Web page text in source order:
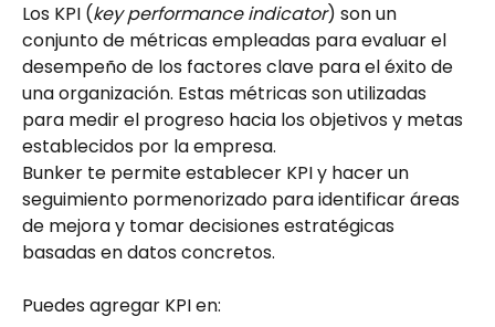
Los KPI (key performance indicator) son un
conjunto de métricas empleadas para evaluar el
desempeño de los factores clave para el éxito de
una organización. Estas métricas son utilizadas
para medir el progreso hacia los objetivos y metas
establecidos por la empresa.
Bunker te permite establecer KPI y hacer un
seguimiento pormenorizado para identificar áreas
de mejora y tomar decisiones estratégicas
basadas en datos concretos.
Puedes agregar KPI en: